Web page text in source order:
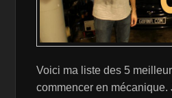
Voici ma liste des 5
commencer en mécanique.